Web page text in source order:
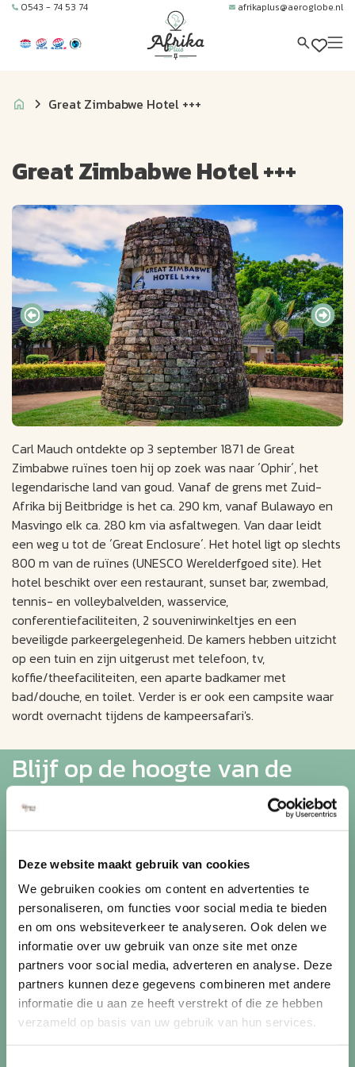
Deze website maakt gebruik van cookies
We gebruiken cookies om content en advertenties te
personaliseren, om functies voor social media te bieden
en om ons websiteverkeer te analyseren. Ook delen we
informatie over uw gebruik van onze site met onze
partners voor social media, adverteren en analyse. Deze
partners kunnen deze gegevens combineren met andere
informatie die u aan ze heeft verstrekt of die ze hebben
verzameld op basis van uw gebruik van hun services.
0543 - 74 53 74 afrikaplus@aeroglobe.nl
Great Zimbabwe Hotel +++
Great Zimbabwe Hotel +++
Carl Mauch ontdekte op 3 september 1871 de Great
Zimbabwe ruïnes toen hij op zoek was naar ´Ophir´, het
legendarische land van goud. Vanaf de grens met Zuid-
Afrika bij Beitbridge is het ca. 290 km, vanaf Bulawayo en
Masvingo elk ca. 280 km via asfaltwegen. Van daar leidt
een weg u tot de ´Great Enclosure´. Het hotel ligt op slechts
800 m van de ruïnes (UNESCO Werelderfgoed site). Het
hotel beschikt over een restaurant, sunset bar, zwembad,
tennis- en volleybalvelden, wasservice,
conferentiefaciliteiten, 2 souvenirwinkeltjes en een
beveiligde parkeergelegenheid. De kamers hebben uitzicht
op een tuin en zijn uitgerust met telefoon, tv,
koffie/theefaciliteiten, een aparte badkamer met
bad/douche, en toilet. Verder is er ook een campsite waar
wordt overnacht tijdens de kampeersafari's.
Blijf op de hoogte van de
mooiste reizen
laatste aanbiedingen. U kunt zich elk moment weer
uitschrijven via de afmeldlink in de nieuwsbrief.
Aanmelden
Lees in onsprivacybeleidhoe wij zorgvuldig omgaan met uw
gegevens.